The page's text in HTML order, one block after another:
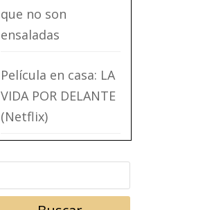
que no son
ensaladas
Película en casa: LA
VIDA POR DELANTE
(Netflix)